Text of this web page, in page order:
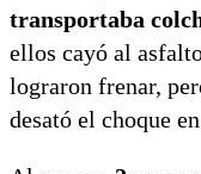
transportaba
ellos cayó al
lograron frenar,
desató el choque